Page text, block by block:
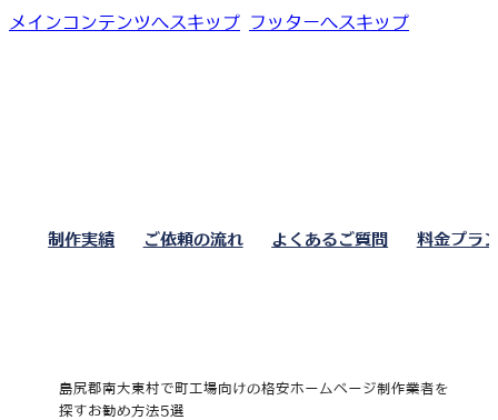
メインコンテンツへスキップ フッターへスキップ
制作実績 ご依頼の流れ よくあるご質問 料金プラ
島尻郡南大東村で町工場向けの格安ホームページ制作業者を
探すお勧め方法5選